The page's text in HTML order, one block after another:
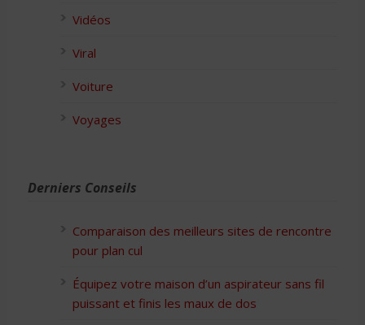
Vidéos
Viral
Voiture
Voyages
Derniers Conseils
Comparaison des meilleurs sites de rencontre
pour plan cul
Équipez votre maison d’un aspirateur sans fil
puissant et finis les maux de dos